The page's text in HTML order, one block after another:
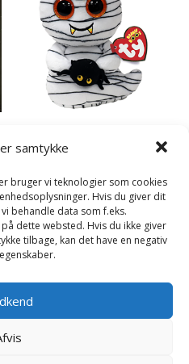
samtykke
bruger vi teknologier som cookies
Hvis du giver dit
behandle data som f.eks.
dette websted. Hvis du ikke giver
tilbage, kan det have en negativ
edderkop (sort/hvit) – TY
99kr.
Læs mere her